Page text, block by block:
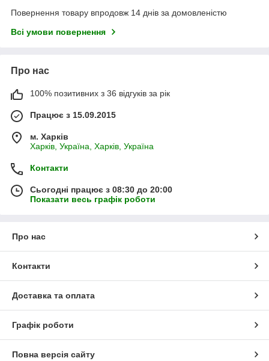
Повернення товару впродовж 14 днів за домовленістю
Всі умови повернення
Про нас
100% позитивних з 36 відгуків за рік
Працює з 15.09.2015
м. Харків
Харків, Україна, Харків, Україна
Контакти
Сьогодні працює з 08:30 до 20:00
Показати весь графік роботи
Про нас
Контакти
Доставка та оплата
Графік роботи
Повна версія сайту